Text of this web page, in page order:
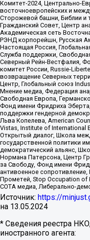
Комитет-2024, Центрально-
восточноевропейских и
Сторожевой башни, Библии и
Гражданский Совет, Центр
Академическая сеть
РЭНД корпорейшн, Русская
Настоящая Россия,
Служба поддержки,
Северный Рейн-Вестфалия,
комитет России, Russie-
возвращение Северных
Центр, Глобальный союз
Мнение медиа, Федерация
Свободная Европа,
Фонд имени Фридриха
поддержки гендерной
Льва Копелева, American
Vistas, Institute of International
Открытый диалог, Школа
государственной политики
демократический альянс,
Нормана Патерсона, Центр
за Свободу, Фонд имени
антивоенное
Прометей, Stop Occupation
СОТА медиа, Либерально-
Источник: https://
на 13.05.2024
* Сведения реестра
иностранного агента: